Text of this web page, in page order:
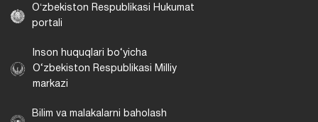
Oʻzbekiston Respublikasi Hukumat
portali
Inson huquqlari bo‘yicha
O‘zbekiston Respublikasi Milliy
markazi
Bilim va malakalarni baholash